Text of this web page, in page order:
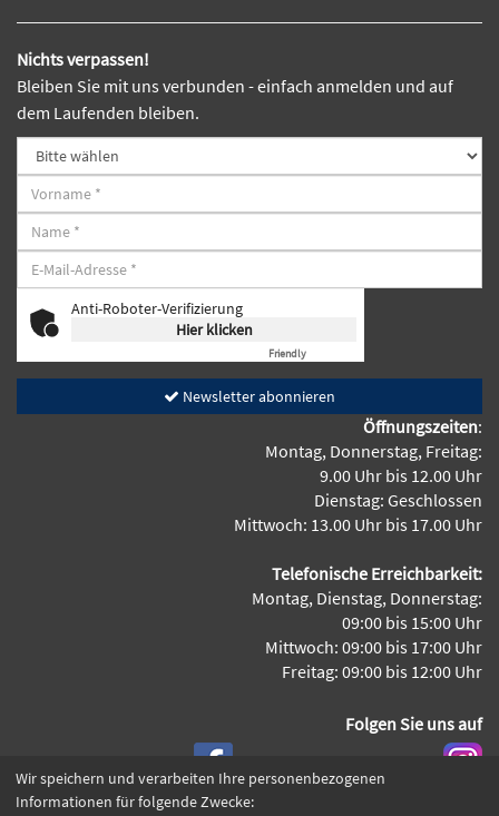
Nichts verpassen!
Bleiben Sie mit uns verbunden - einfach anmelden und auf
dem Laufenden bleiben.
Anti-Roboter-Verifizierung
Hier klicken
Friendly
Newsletter abonnieren
Öffnungszeiten:
Montag, Donnerstag, Freitag:
9.00 Uhr bis 12.00 Uhr
Dienstag: Geschlossen
Mittwoch: 13.00 Uhr bis 17.00 Uhr
Telefonische Erreichbarkeit:
Montag, Dienstag, Donnerstag:
09:00 bis 15:00 Uhr
Mittwoch: 09:00 bis 17:00 Uhr
Freitag: 09:00 bis 12:00 Uhr
Folgen Sie uns auf
Wir speichern und verarbeiten Ihre personenbezogenen
Informationen für folgende Zwecke: